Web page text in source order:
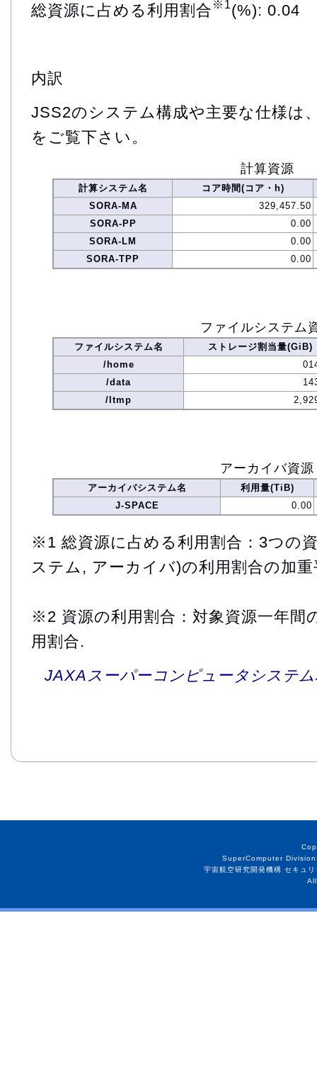
総資源に占める利用割合 ※1(%): 0.04
内訳
JSS2のシステム構成や主要な仕様は
をご覧下さい。
計算資源
計算システム名
コア時間(コア・h)
SORA-MA
329,457.50
SORA-PP
0.00
SORA-LM
0.00
SORA-TPP
0.00
ファイルシステム
ファイルシステム名
ストレージ割当量(GiB)
/home
/data
/ltmp
アーカイバ資源
アーカイバシステム名
利用量(TiB)
J-SPACE
0.00
※1 総資源に占める利用割合：3つの
ステム, アーカイバ)の利用割合の加重
※2 資源の利用割合：対象資源一年間
用割合.
JAXAスーパーコンピュータシステ
SuperComputer
宇宙航空研究開発機構 セキュ